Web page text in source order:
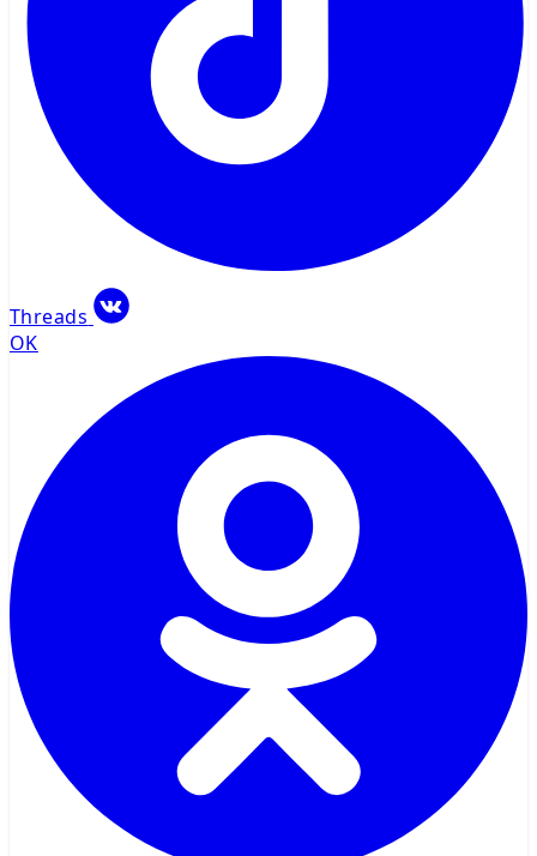
Threads
OK